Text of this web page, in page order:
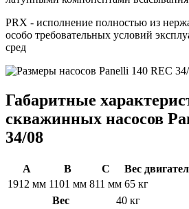
PRX - исполнение полностью из
особо требовательных условий
сред
Габаритные
скважинных насосов
34/08
A B C Вес
1912 мм 1101 мм 811 мм 65 кг
Вес
40 кг